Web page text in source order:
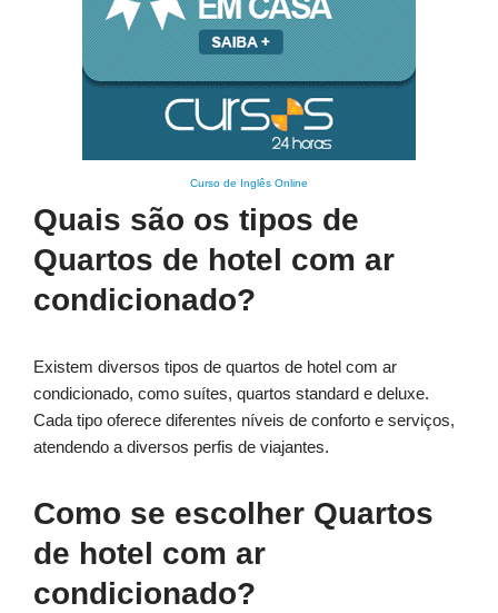
Curso de Inglês Online
Quais são os tipos de
Quartos de hotel com ar
condicionado?
Existem diversos tipos de quartos de hotel com ar
condicionado, como suítes, quartos standard e deluxe.
Cada tipo oferece diferentes níveis de conforto e serviços,
atendendo a diversos perfis de viajantes.
Como se escolher Quartos
de hotel com ar
condicionado?